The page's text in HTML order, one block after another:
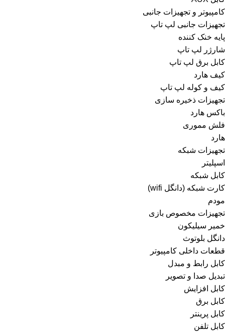
کامپیوتر و تجهیزات جانبی
تجهیزات جانبی لپ تاپ
پایه خنک کننده
شارژر لپ تاپ
کابل برق لپ تاپ
کیف هارد
کیف و کوله لپ تاپ
تجهیزات ذخیره سازی
باکس هارد
فلش مموری
هارد
تجهیزات شبکه
اسپلیتر
کابل شبکه
کارت شبکه (دانگل wifi)
مودم
تجهیزات مخصوص بازی
خمیر سیلیکون
دانگل بلوتوث
قطعات داخلی کامپیوتر
کابل رابط و مبدل
تبدیل صدا و تصویر
کابل افزایش
کابل برق
کابل پرینتر
کابل تلفن